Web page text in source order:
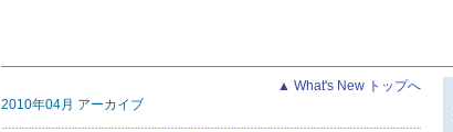
▲ What's New トップへ
2010年04月 アーカイブ